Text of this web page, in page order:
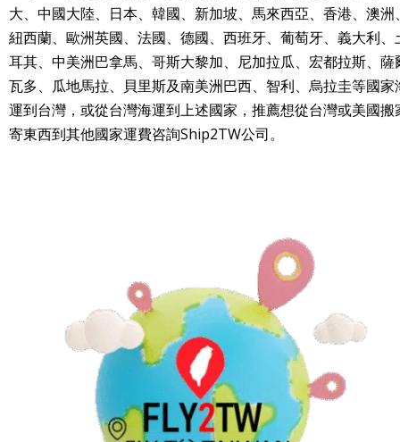
大、中國大陸、日本、韓國、新加坡、馬來西亞、香港、澳洲
紐西蘭、歐洲英國、法國、德國、西班牙、葡萄牙、義大利、
耳其、中美洲巴拿馬、哥斯大黎加、尼加拉瓜、宏都拉斯、薩
瓦多、瓜地馬拉、貝里斯及南美洲巴西、智利、烏拉圭等國家
運到台灣，或從台灣海運到上述國家，推薦想從台灣或美國搬
寄東西到其他國家運費咨詢Ship2TW公司。